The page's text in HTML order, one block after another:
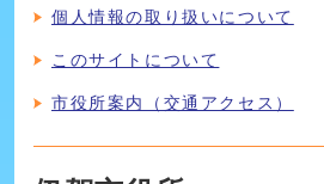
個人情報の取り扱いについて
このサイトについて
市役所案内（交通アクセス）